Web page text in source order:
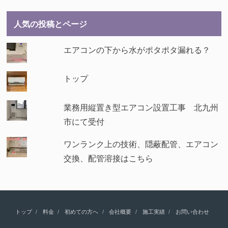
人気の投稿とページ
エアコンの下から水がポタポタ漏れる？
トップ
業務用縦置き型エアコン設置工事 北九州
市にて受付
ワンランク上の技術、隠蔽配管、エアコン
交換、配管溶接はこちら
トップ 料金 初めての方へ 会社概要 施工実績 お問い合わせ